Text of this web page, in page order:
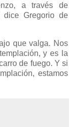
a través de
dice Gregorio de
que valga. Nos
y es la
de fuego. Y si
estamos